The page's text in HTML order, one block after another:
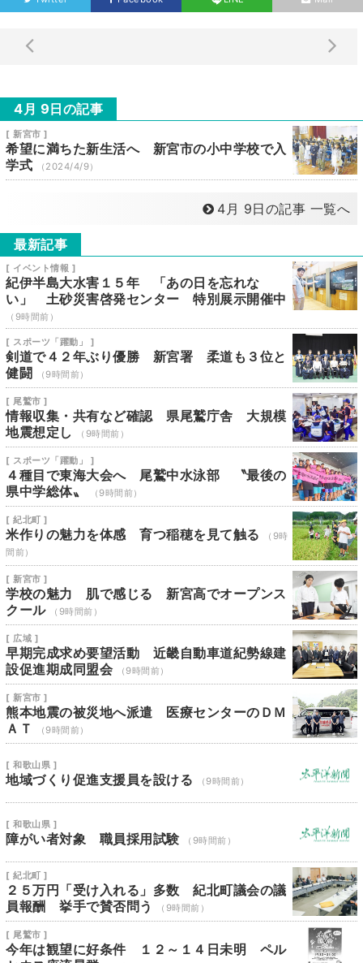
4月 9日の記事
[ 新宮市 ]
希望に満ちた新生活へ 新宮市の小中学校で入
学式
（2024/4/9）
4月 9日の記事 一覧へ
最新記事
[ イベント情報 ]
紀伊半島大水害１５年 「あの日を忘れな
い」 土砂災害啓発センター 特別展示開催中
（9時間前）
[ スポーツ「躍動」 ]
剣道で４２年ぶり優勝 新宮署 柔道も３位と
健闘
（9時間前）
[ 尾鷲市 ]
情報収集・共有など確認 県尾鷲庁舎 大規模
地震想定し
（9時間前）
[ スポーツ「躍動」 ]
４種目で東海大会へ 尾鷲中水泳部 〝最後の
県中学総体〟
（9時間前）
[ 紀北町 ]
米作りの魅力を体感 育つ稲穂を見て触る
（9時
間前）
[ 新宮市 ]
学校の魅力 肌で感じる 新宮高でオープンス
クール
（9時間前）
[ 広域 ]
早期完成求め要望活動 近畿自動車道紀勢線建
設促進期成同盟会
（9時間前）
[ 新宮市 ]
熊本地震の被災地へ派遣 医療センターのＤＭ
ＡＴ
（9時間前）
[ 和歌山県 ]
地域づくり促進支援員を設ける （9時間前）
[ 和歌山県 ]
障がい者対象 職員採用試験 （9時間前）
[ 紀北町 ]
２５万円「受け入れる」多数 紀北町議会の議
員報酬 挙手で賛否問う
（9時間前）
[ 尾鷲市 ]
今年は観望に好条件 １２～１４日未明 ペル